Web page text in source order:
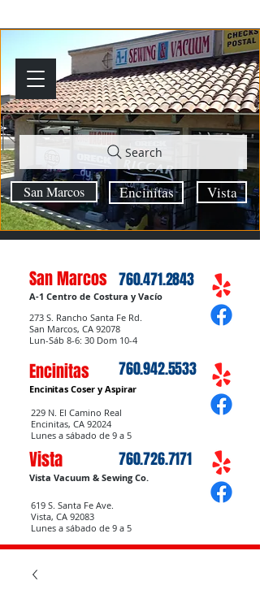
Vista
Encinitas
San Marcos
Search
760.471.2843
A-1 Centro de Costura y Vacío
273 S. Rancho Santa Fe Rd.
San Marcos, CA 92078
Lun-Sáb 8-6: 30 Dom 10-4
San Marcos
Encinitas
Encinitas Coser y Aspirar
760.942.5533
229 N. El Camino Real
Encinitas, CA 92024
Lunes a sábado de 9 a 5
Vista 760.726.7171
Vista Vacuum & Sewing Co.
619 S. Santa Fe Ave.
Vista, CA 92083
Lunes a sábado de 9 a 5